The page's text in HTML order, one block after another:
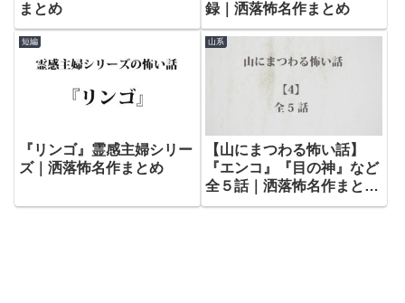
まとめ
録｜洒落怖名作まとめ
短編
『リンゴ』霊感主婦シリー
ズ｜洒落怖名作まとめ
山系
【山にまつわる怖い話】
『エンコ』『目の神』など
全５話｜洒落怖名作まとめ
– 山編【4】